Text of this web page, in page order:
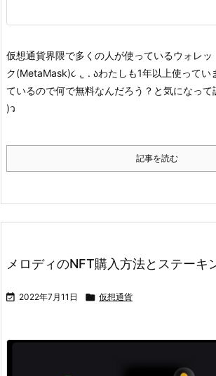
仮想通貨界隈で多くの人が使っているウォレッ
ク(MetaMask)૮ . ̫ . აわたしも1年以上使ってい
ているので何で無料なんだろう？と気になって
)ว
記事を読む
メロディのNFT購入方法とステーキ
 2022年7月11日  仮想通貨